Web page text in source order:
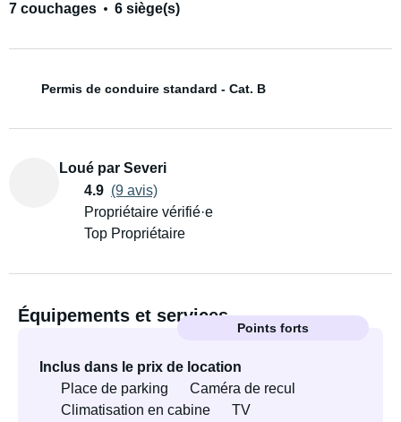
7 couchages 6 siège(s)
Permis de conduire standard - Cat. B
Loué par Severi
4.9 (9 avis)
Propriétaire vérifié·e
Top Propriétaire
Équipements et services
Points forts
Inclus dans le prix de location
Place de parking
Caméra de recul
Climatisation en cabine
TV